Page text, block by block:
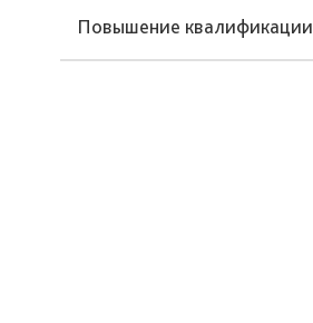
Повышение квалификации